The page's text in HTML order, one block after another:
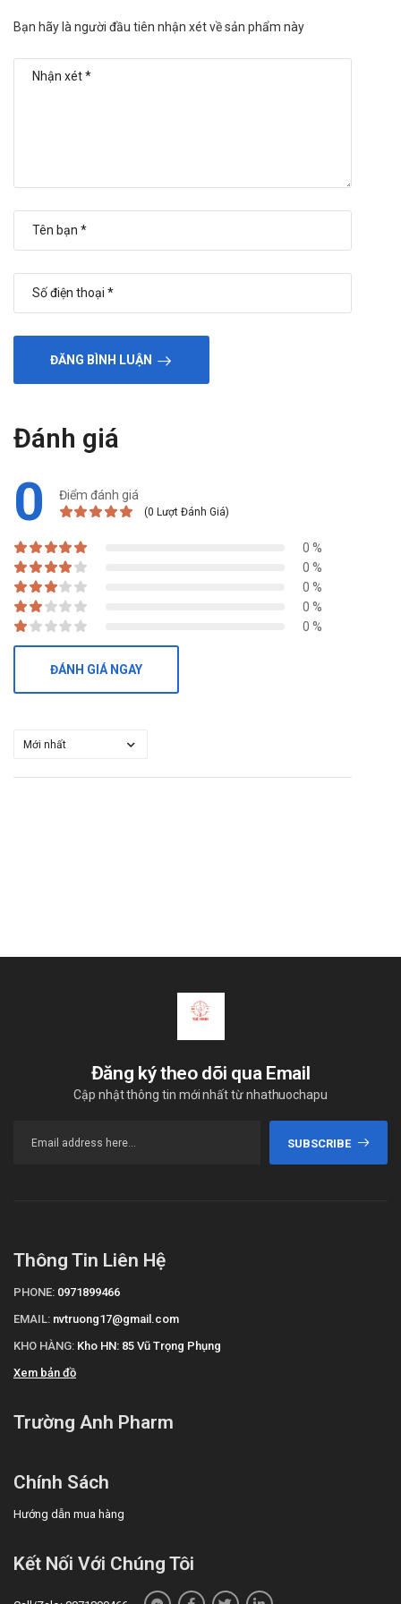
Đóng gói: Hộp 3 vỉ x 10 viên.
Hạn dùng: 36 tháng.
“Cám ơn bạn đã ủng hộ, đồng hành và tin tưởng sử dụng sản
Bạn hãy là người đầu tiên nhận xét về sản phẩm này
ĐĂNG BÌNH LUẬN
Đánh giá
0 Điểm đánh giá
(0 Lượt Đánh Giá)
0 %
0 %
0 %
0 %
0 %
ĐÁNH GIÁ NGAY
Đăng ký theo dõi qua Email
Cập nhật thông tin mới nhất từ nhathuochapu
SUBSCRIBE
Thông Tin Liên Hệ
PHONE: 0971899466
EMAIL: nvtruong17@gmail.com
KHO HÀNG: Kho HN: 85 Vũ Trọng Phụng
Xem bản đồ
Trường Anh Pharm
Chính Sách
Hướng dẫn mua hàng
Kết Nối Với Chúng Tôi